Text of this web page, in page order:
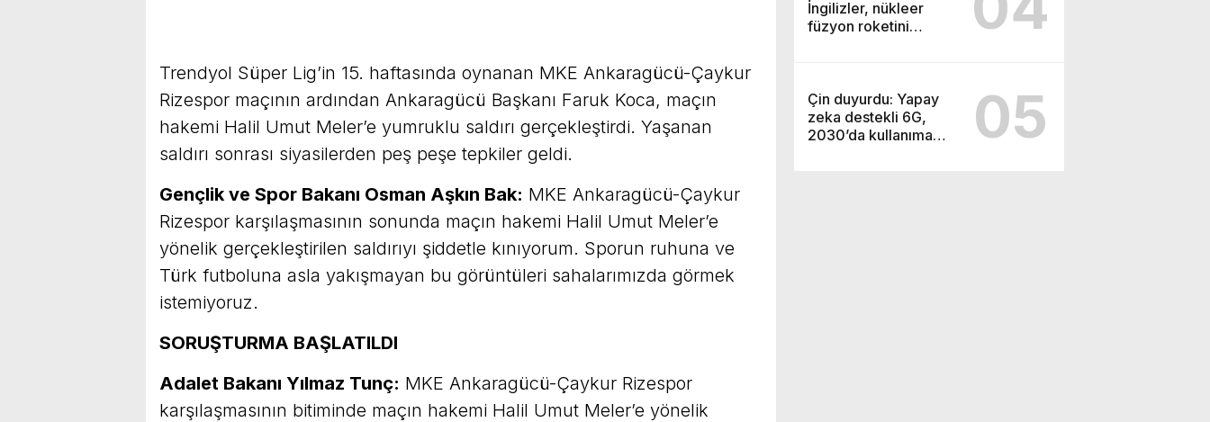
İngilizler, nükleer
füzyon roketini
Çin duyurdu: Yapay
zeka destekli 6G,
2030’da kullanıma
05
Trendyol Süper Lig’in 15. haftasında oynanan MKE Ankaragücü-Çaykur
Rizespor maçının ardından Ankaragücü Başkanı Faruk Koca, maçın
hakemi Halil Umut Meler’e yumruklu saldırı gerçekleştirdi. Yaşanan
saldırı sonrası siyasilerden peş peşe tepkiler geldi.
Gençlik ve Spor Bakanı Osman Aşkın Bak: MKE Ankaragücü-Çaykur
Rizespor karşılaşmasının sonunda maçın hakemi Halil Umut Meler’e
yönelik gerçekleştirilen saldırıyı şiddetle kınıyorum. Sporun ruhuna ve
Türk futboluna asla yakışmayan bu görüntüleri sahalarımızda görmek
istemiyoruz.
SORUŞTURMA BAŞLATILDI
Adalet Bakanı Yılmaz Tunç: MKE Ankaragücü-Çaykur Rizespor
karşılaşmasının bitiminde maçın hakemi Halil Umut Meler’e yönelik